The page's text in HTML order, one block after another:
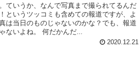
ていうか、なんで写真まで撮られてるんだ
というツッコミも含めての報道ですが、よ
は当日のものじゃないのかな？でも、報道
ないよね。 何だかんだ...
2020.12.21